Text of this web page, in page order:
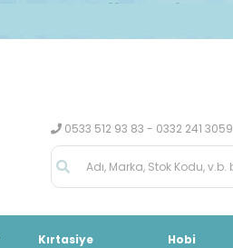
0533 512 93 83 - 0332 241 3059
Kırtasiye Hobi